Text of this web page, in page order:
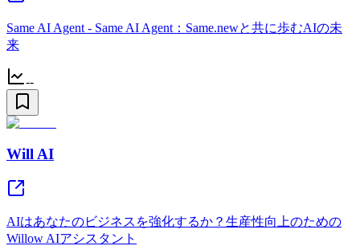
Same AI Agent - Same AI Agent：Same.newと共に歩むAIの未
来
--
Will AI
AIはあなたのビジネスを強化するか？生産性向上のための
Willow AIアシスタント